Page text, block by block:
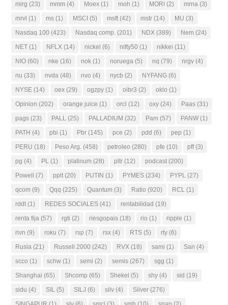
mirg (23) mmm (4) Moex (1) moh (1) MORI (2) mrna (3)
mrvl (1) ms (1) MSCI (5) msft (42) mstr (14) MU (3)
Nasdaq 100 (423) Nasdaq comp. (201) NDX (389) Nem (24)
NET (1) NFLX (14) nickel (6) nifty50 (1) nikkei (11)
NIO (60) nke (16) nok (1) noruega (5) nq (79) nrgv (4)
nu (33) nvda (48) nvo (4) nycb (2) NYFANG (6)
NYSE (14) oex (29) ogzpy (1) oibr3 (2) oklo (1)
Opinion (202) orange juice (1) orcl (12) oxy (24) Paas (31)
pags (23) PALL (25) PALLADIUM (32) Pam (57) PANW (1)
PATH (4) pbi (1) Pbr (145) pce (2) pdd (6) pep (1)
PERU (18) Peso Arg. (458) petroleo (280) pfe (10) pff(3)
pg (4) PL (1) platinum (28) pltr (12) podcast (200)
Powell
(7) pplt (20) PUTIN (1) PYMES (234) PYPL (27)
qcom (9) Qqq (225) Quantum (3) Ratio (920) RCL (1)
rddt (1) REDES SOCIALES (41) rentabilidad (19)
renta fija (57) rgti (2) riesgopais (18) rio (1) ripple (1)
rivn (9) roku (7) rsp (7) rsx (4) RTS (5) rty (6)
Rusia (21) Russell 2000 (242) RVX (18) sami (1) San (4)
scco (1) schw (1) semi (2) semis (267) sgg (1)
Shanghai (65) Shcomp (65) Shekel (5) shy (4) sid (19)
sidu (4) SIL (5) SILJ (6) silv (4) Silver (276)